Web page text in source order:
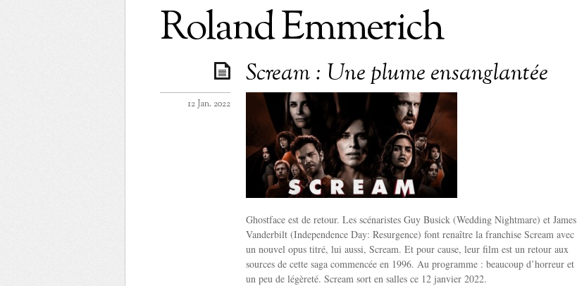
Roland Emmerich
Scream : Une plume ensanglantée
12 Jan. 2022
Ghostface est de retour. Les scénaristes Guy Busick (Wedding Nightmare) et James
Vanderbilt (Independence Day: Resurgence) font renaître la franchise Scream avec
un nouvel opus titré, lui aussi, Scream. Et pour cause, leur film est un retour aux
sources de cette saga commencée en 1996. Au programme : beaucoup d’horreur et
un peu de légèreté. Scream sort en salles ce 12 janvier 2022.